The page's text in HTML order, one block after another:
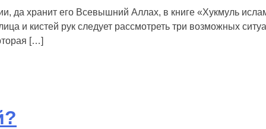
да хранит его Всевышний Аллах, в книге «Хукмуль
и кистей рук следует рассмотреть три возможных
[…]